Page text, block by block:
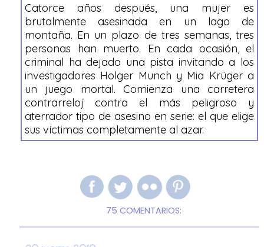
Catorce años después, una mujer es
brutalmente asesinada en un lago de
montaña. En un plazo de tres semanas, tres
personas han muerto. En cada ocasión, el
criminal ha dejado una pista invitando a los
investigadores Holger Munch y Mia Krüger a
un juego mortal. Comienza una carretera
contrarreloj contra el más peligroso y
aterrador tipo de asesino en serie: el que elige
sus víctimas completamente al azar.
75 COMENTARIOS: